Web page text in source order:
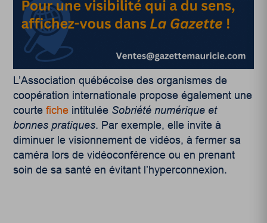
L’Association québécoise des organismes de
coopération internationale propose également une
courtefiche intitulée Sobriété numérique et
bonnes pratiques. Par exemple, elle invite à
diminuer le visionnement de vidéos, à fermer sa
caméra lors de vidéoconférence ou en prenant
soin de sa santé en évitant l’hyperconnexion.